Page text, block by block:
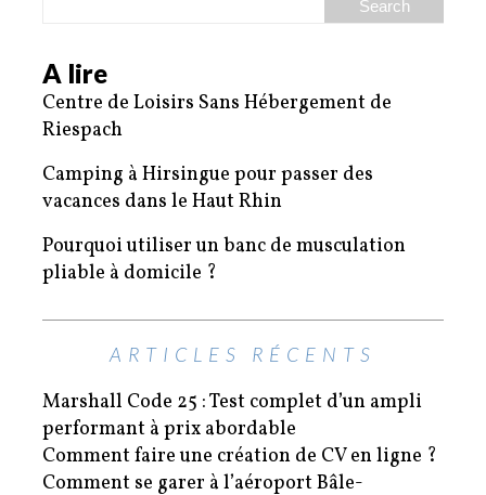
A lire
Centre de Loisirs Sans Hébergement de
Riespach
Camping à Hirsingue pour passer des
vacances dans le Haut Rhin
Pourquoi utiliser un banc de musculation
pliable à domicile ?
ARTICLES RÉCENTS
Marshall Code 25 : Test complet d’un ampli
performant à prix abordable
Comment faire une création de CV en ligne ?
Comment se garer à l’aéroport Bâle-